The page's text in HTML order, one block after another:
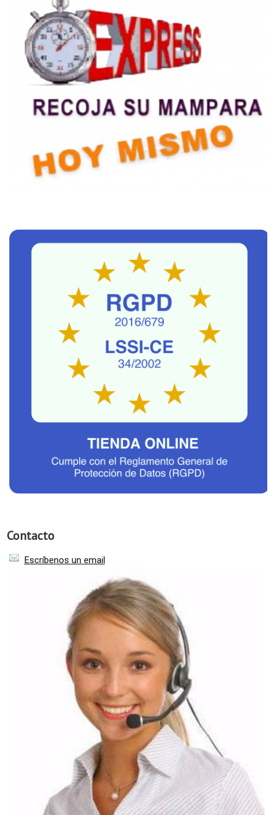
Contacto
Escríbenos un email